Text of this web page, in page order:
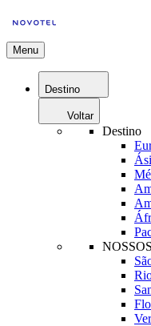
Menu
Destino
Voltar
Destino